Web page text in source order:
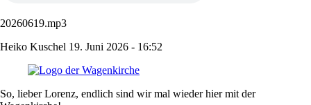
20260619.mp3
Heiko Kuschel 19. Juni 2026 - 16:52
So, lieber Lorenz, endlich sind wir mal wieder hier mit der